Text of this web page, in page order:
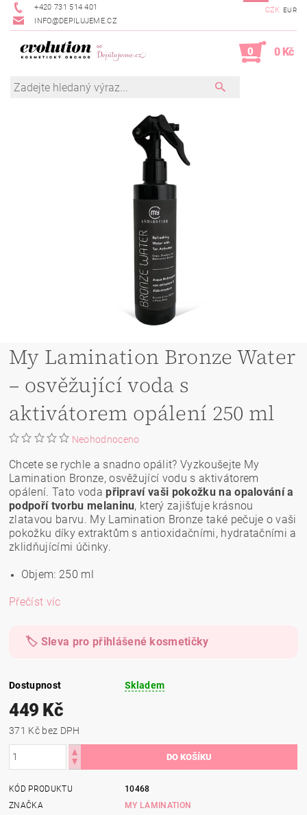
+420 731 514 401
INFO@DEPILUJEME.CZ
CZK EUR
0 0 Kč
My Lamination Bronze Water
– osvěžující voda s
aktivátorem opálení 250 ml
Neohodnoceno
Chcete se rychle a snadno opálit? Vyzkoušejte My
Lamination Bronze, osvěžující vodu s aktivátorem
opálení. Tato voda připraví vaši pokožku na opalování a
podpoří tvorbu melaninu, který zajišťuje krásnou
zlatavou barvu. My Lamination Bronze také pečuje o vaši
pokožku díky extraktům s antioxidačními, hydratačními a
zklidňujícími účinky.
Objem: 250 ml
Přečíst víc
🏷️ Sleva pro přihlášené kosmetičky
Dostupnost Skladem
449 Kč
371 Kč bez DPH
KÓD PRODUKTU
10468
ZNAČKA
MY LAMINATION